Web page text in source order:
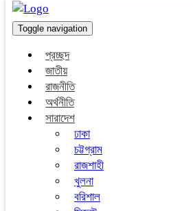
Toggle navigation
প্রচ্ছদ
জাতীয়
রাজনীতি
অর্থনীতি
সারাদেশ
ঢাকা
চট্টগ্রাম
রাজশাহী
খুলনা
বরিশাল